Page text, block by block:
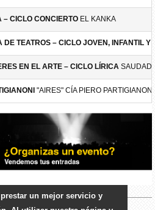
CICLO CONCIERTO EL KANKA
DE TEATROS – CICLO JOVEN, INFANTIL Y
EN EL ARTE – CICLO LÍRICA
"AIRES" CÍA PIERO PARTIGIANONI
un mejor servicio y